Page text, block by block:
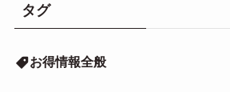
タグ
お得情報全般